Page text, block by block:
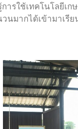
รใช้เทคโนโลยีเ
มากได้เข้ามาเรี